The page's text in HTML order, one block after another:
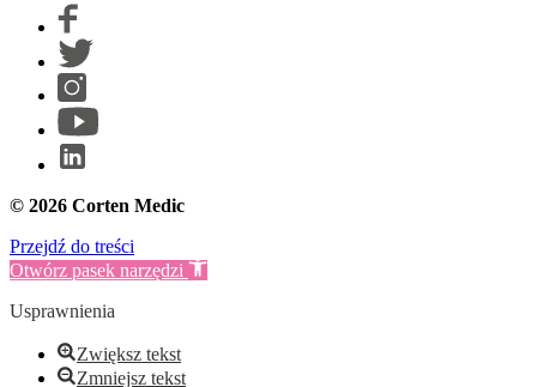
© 2026 Corten Medic
Przejdź do treści
Otwórz pasek narzędzi
Usprawnienia
Zwiększ tekst
Zmniejsz tekst